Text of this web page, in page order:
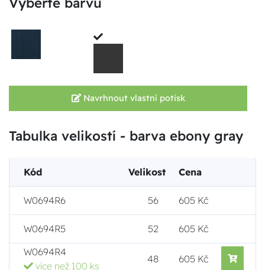
Navrhnout vlastní potisk
Tabulka velikostí - barva ebony gray
Kód Velikost Cena
W0694R6 56 605 Kč
W0694R5 52
605 Kč
W0694R4
více než 100 ks
48 605 Kč